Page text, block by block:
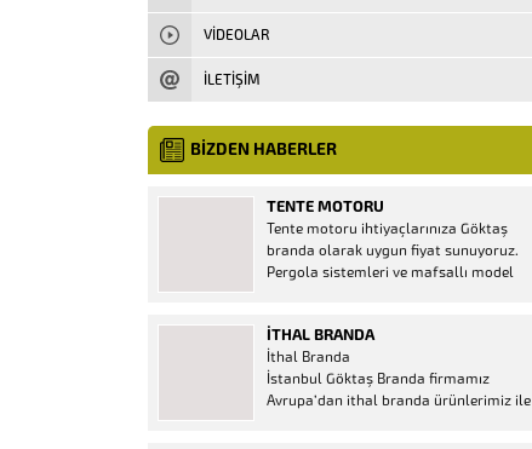
VIDEOLAR
İLETİŞİM
BİZDEN HABERLER
TENTE MOTORU
Tente motoru ihtiyaçlarınıza Göktaş
branda olarak uygun fiyat sunuyoruz.
Pergola sistemleri ve mafsallı model
mevcuttur. Kumanda ve diğer aparatlar
firmamızda mevcuttur.
İTHAL BRANDA
İthal Branda
İstanbul Göktaş Branda firmamız
Avrupa’dan ithal branda ürünlerimiz ile